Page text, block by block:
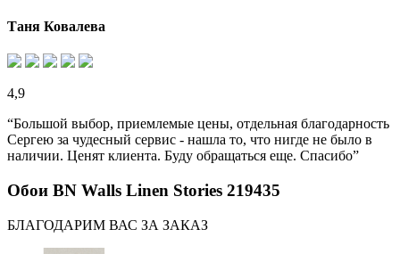
Таня Ковалева
4,9
“Большой выбор, приемлемые цены, отдельная благодарность
Сергею за чудесный сервис - нашла то, что нигде не было в
наличии. Ценят клиента. Буду обращаться еще. Спасибо”
Обои BN Walls Linen Stories 219435
БЛАГОДАРИМ ВАС ЗА ЗАКАЗ